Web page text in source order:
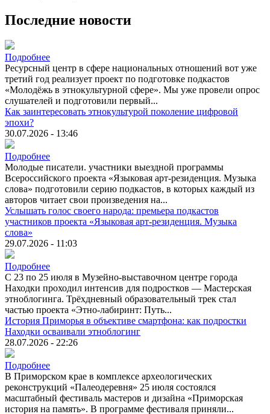
Последние новости
Подробнее
Ресурсный центр в сфере национальных отношений вот уже
третий год реализует проект по подготовке подкастов
«Молодёжь в этнокультурной сфере». Мы уже провели опрос
слушателей и подготовили первый...
Как заинтересовать этнокультурой поколение цифровой
эпохи?
30.07.2026 - 13:46
Подробнее
Молодые писатели. участники выездной программы
Всероссийского проекта «Языковая арт-резиденция. Музыка
слова» подготовили серию подкастов, в которых каждый из
авторов читает свои произведения на...
Услышать голос своего народа: премьера подкастов
участников проекта «Языковая арт-резиденция. Музыка
слова»
29.07.2026 - 11:03
Подробнее
С 23 по 25 июля в Музейно-выставочном центре города
Находки проходил интенсив для подростков — Мастерская
этноблогинга. Трёхдневный образовательный трек стал
частью проекта «Этно-лабиринт: Путь...
История Приморья в объективе смартфона: как подростки
Находки осваивали этноблогинг
28.07.2026 - 22:26
Подробнее
В Приморском крае в комплексе археологических
реконструкций «Палеодеревня» 25 июля состоялся
масштабный фестиваль мастеров и дизайна «Приморская
история на память». В программе фестиваля приняли...